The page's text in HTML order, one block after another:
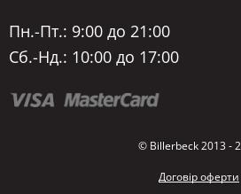
Пн.-Пт.: 9:00 до 21:00
Сб.-Нд.: 10:00 до 17:00
© Billerbeck 2013 -
Договір оферти